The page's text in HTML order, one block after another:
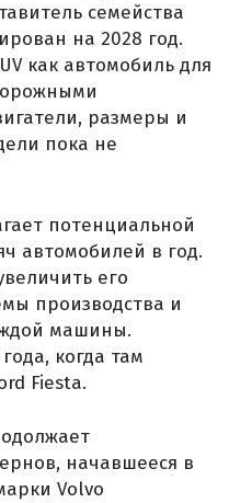
семейства
на 2028 год.
как автомобиль для
размеры и
пока не
потенциальной
автомобилей в год.
его
производства и
машины.
когда там
Fiesta.
начавшееся в
Volvo